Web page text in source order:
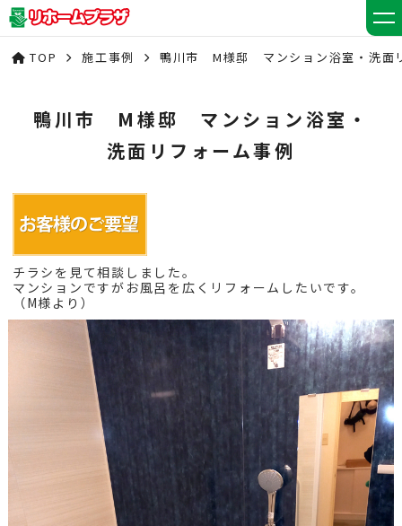
TOP 施工事例 鴨川市 M様邸 マンション浴室・洗面
鴨川市 M様邸 マンション浴室・
洗面リフォーム事例
チラシを見て相談しました。
マンションですがお風呂を広くリフォームしたいです。
（M様より）